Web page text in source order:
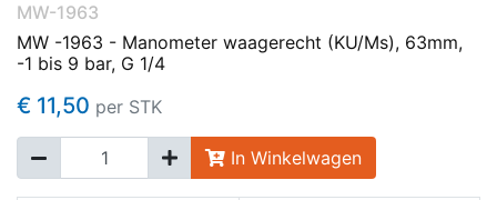
MW-1963
MW -1963 - Manometer waagerecht (KU/Ms), 63mm,
-1 bis 9 bar, G 1/4
€ 11,50 per STK
In Winkelwagen